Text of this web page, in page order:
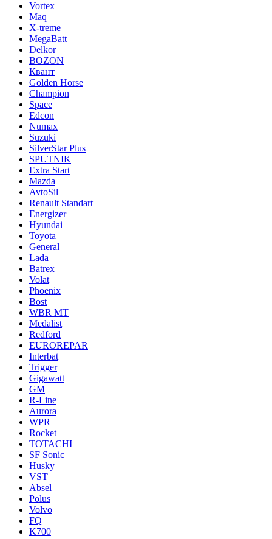
Vortex
Maq
X-treme
MegaBatt
Delkor
BOZON
Квант
Golden Horse
Champion
Space
Edcon
Numax
Suzuki
SilverStar Plus
SPUTNIK
Extra Start
Mazda
AvtoSil
Renault Standart
Energizer
Hyundai
Toyota
General
Lada
Batrex
Volat
Phoenix
Bost
WBR MT
Medalist
Redford
EUROREPAR
Interbat
Trigger
Gigawatt
GM
R-Line
Aurora
WPR
Rocket
TOTACHI
SF Sonic
Husky
VST
Absel
Polus
Volvo
FQ
K700